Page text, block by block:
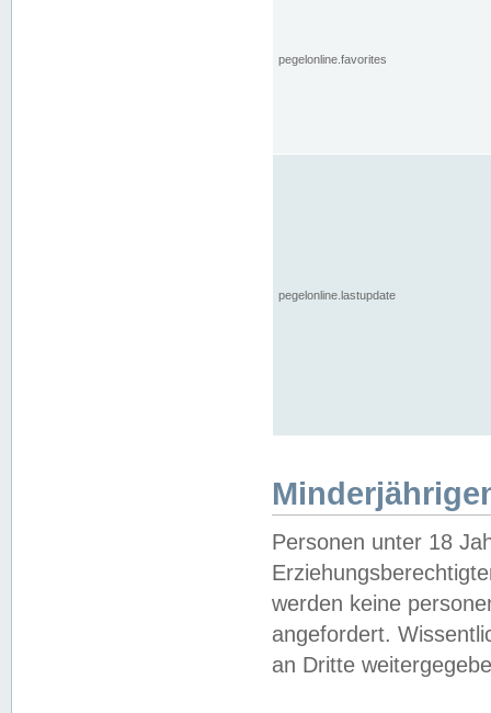
pegelonline.favorites
pegelonline.lastupdate
Personen unter 18
werden keine
angefordert.
an Dritte